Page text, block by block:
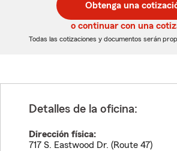
de
5
dígitos
de
5
dígitos
Obtenga una
o continuar con una
Todas las cotizaciones y documentos serán
Detalles de la oficina:
Dirección física:
717 S. Eastwood Dr. (Route 47)